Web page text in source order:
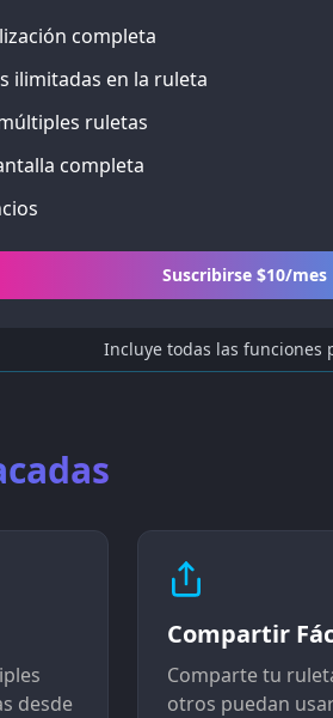
completa
ilimitadas en la ruleta
ruletas
completa
Suscribirse $10/mes
Incluye todas las funciones
desde
Compartir
Comparte tu
otros puedan